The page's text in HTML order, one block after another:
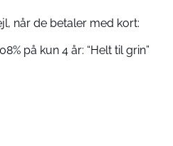
når de betaler med kort:
på kun 4 år: “Helt til grin”